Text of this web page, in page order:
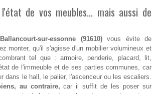
de vos meubles... mais aussi de
sur-essonne (91610)vous évite de
monter, qu'il s'agisse d'un mobilier volumineux et
tel que : armoire, penderie, placard, lit,
de l'immeuble et de ses parties communes, car
dans le hall, le palier, l'ascenceur ou les escaliers.
au contraire, car il suffit de les poser sur